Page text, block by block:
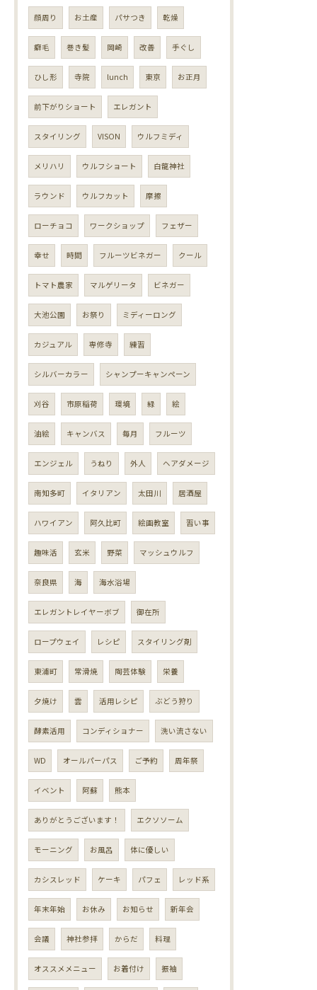
顔周り お土産 パサつき 乾燥
癖毛 巻き髪 岡崎 改善 手ぐし
ひし形 寺院 lunch 東京 お正月
前下がりショート エレガント
スタイリング VISON ウルフミディ
メリハリ ウルフショート 白龍神社
ラウンド ウルフカット 摩擦
ローチョコ ワークショップ フェザー
幸せ 時間 フルーツビネガー クール
トマト農家 マルゲリータ ビネガー
大池公園 お祭り ミディーロング
カジュアル 専修寺 練習
シルバーカラー シャンプーキャンペーン
刈谷 市原稲荷 環境 緑 絵
油絵 キャンバス 毎月 フルーツ
エンジェル うねり 外人 ヘアダメージ
南知多町 イタリアン 太田川 居酒屋
ハワイアン 阿久比町 絵画教室 習い事
趣味活 玄米 野菜 マッシュウルフ
奈良県 海 海水浴場
エレガントレイヤーボブ 御在所
ロープウェイ レシピ スタイリング剤
東浦町 常滑焼 陶芸体験 栄養
夕焼け 雲 活用レシピ ぶどう狩り
酵素活用 コンディショナー 洗い流さない
WD オールパーパス ご予約 周年祭
イベント 阿蘇 熊本
ありがとうございます！ エクソソーム
モーニング お風呂 体に優しい
カシスレッド ケーキ パフェ レッド系
年末年始 お休み お知らせ 新年会
会議 神社参拝 からだ 料理
オススメメニュー お着付け 振袖